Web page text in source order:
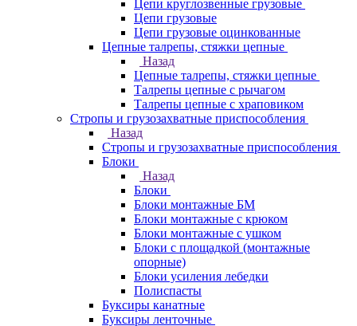
Цепи круглозвенные грузовые
Цепи грузовые
Цепи грузовые оцинкованные
Цепные талрепы, стяжки цепные
Назад
Цепные талрепы, стяжки цепные
Талрепы цепные с рычагом
Талрепы цепные с храповиком
Стропы и грузозахватные приспособления
Назад
Стропы и грузозахватные приспособления
Блоки
Назад
Блоки
Блоки монтажные БМ
Блоки монтажные с крюком
Блоки монтажные с ушком
Блоки с площадкой (монтажные
опорные)
Блоки усиления лебедки
Полиспасты
Буксиры канатные
Буксиры ленточные